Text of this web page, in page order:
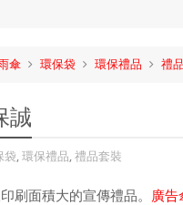
傘 環保袋 環保禮品 禮
誠
袋, 環保禮品, 禮品套裝
刷面積大的宣傳禮品。 廣告